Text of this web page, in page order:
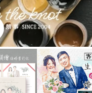
點擊放大